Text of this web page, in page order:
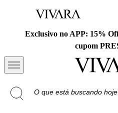
Exclusivo no APP: 15%
cupom